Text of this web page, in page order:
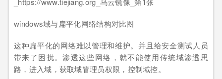
windows域与扁平化网络结构对比图
这种扁平化的网络难以管理和维护。并且给安全测试人员
带来了困扰。渗透这些网络，就不能使用传统域渗透思
路，进入域，获取域管理员权限，控制域控。